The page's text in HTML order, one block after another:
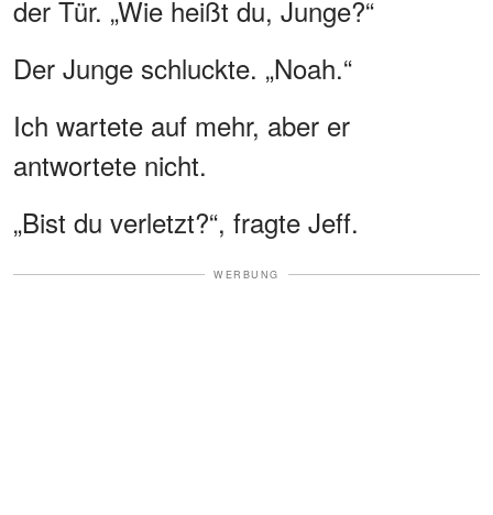
der Tür. „Wie heißt du, Junge?“
Der Junge schluckte. „Noah.“
Ich wartete auf mehr, aber er
antwortete nicht.
„Bist du verletzt?“, fragte Jeff.
WERBUNG